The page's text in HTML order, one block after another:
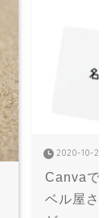
Canvaで
ベル屋さ
2020-10-22